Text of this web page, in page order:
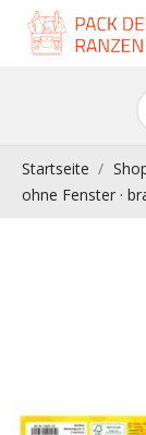
Startseite
ohne Fenster ·